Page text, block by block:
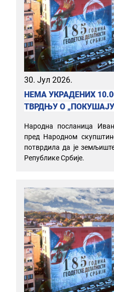
30. Јул 2026.
НЕМА УКРАДЕНИХ
ТВРДЊУ О
Народна посланица
пред Народном
потврдила да је
Републике Србије.